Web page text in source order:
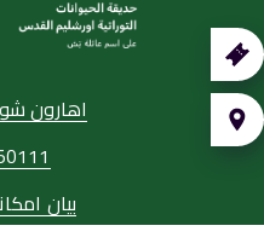
קנה
איך
اهارون شولب ١
بيان